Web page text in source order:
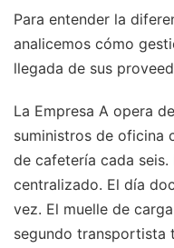
Para entender la
analicemos cómo
llegada de sus
La Empresa A opera
suministros de oficina
de cafetería cada
centralizado. El día
vez. El muelle de
segundo transportista